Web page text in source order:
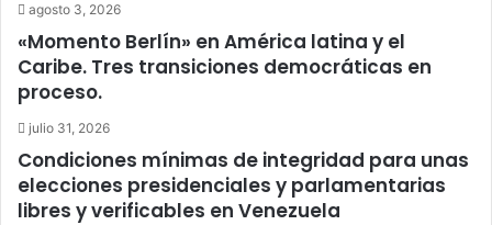
agosto 3, 2026
«Momento Berlín» en América latina y el
Caribe. Tres transiciones democráticas en
proceso.
julio 31, 2026
Condiciones mínimas de integridad para unas
elecciones presidenciales y parlamentarias
libres y verificables en Venezuela